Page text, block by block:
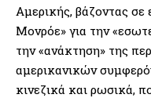
Αμερικής, βάζοντας
Μονρόε» για την
την «ανάκτηση» της
αμερικανικών
κινεζικά και ρωσικά,